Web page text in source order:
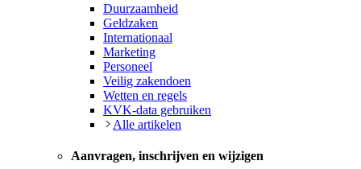
Duurzaamheid
Geldzaken
Internationaal
Marketing
Personeel
Veilig zakendoen
Wetten en regels
KVK-data gebruiken
Alle artikelen
Aanvragen, inschrijven en wijzigen